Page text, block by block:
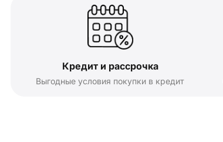
Кредит и рассрочка
Выгодные условия покупки в кредит